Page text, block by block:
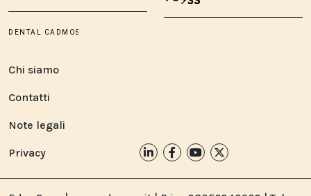
Chi siamo
Contatti
Note legali
Privacy